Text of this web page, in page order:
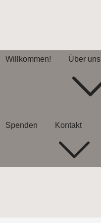
Willkommen! Über uns
Spenden Kontakt